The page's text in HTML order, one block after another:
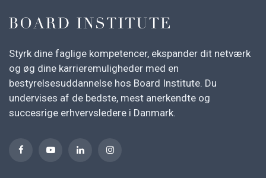
Styrk dine faglige kompetencer, ekspander dit netværk
og øg dine karrieremuligheder med en
bestyrelsesuddannelse hos Board Institute. Du
undervises af de bedste, mest anerkendte og
succesrige erhvervsledere i Danmark.